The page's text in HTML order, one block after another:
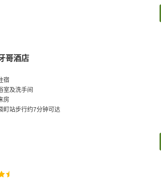
哥酒店
宿
室及洗手间
房
町站步行约7分钟可达